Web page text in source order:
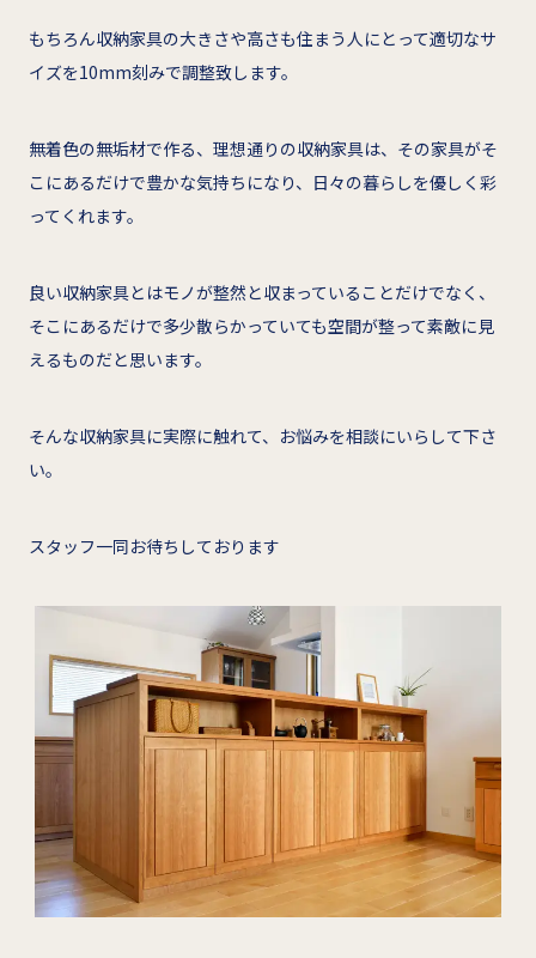
もちろん収納家具の大きさや高さも住まう人にとって適切なサ
イズを10mm刻みで調整致します。
無着色の無垢材で作る、理想通りの収納家具は、その家具がそ
こにあるだけで豊かな気持ちになり、日々の暮らしを優しく彩
ってくれます。
良い収納家具とはモノが整然と収まっていることだけでなく、
そこにあるだけで多少散らかっていても空間が整って素敵に見
えるものだと思います。
そんな収納家具に実際に触れて、お悩みを相談にいらして下さ
い。
スタッフ一同お待ちしております